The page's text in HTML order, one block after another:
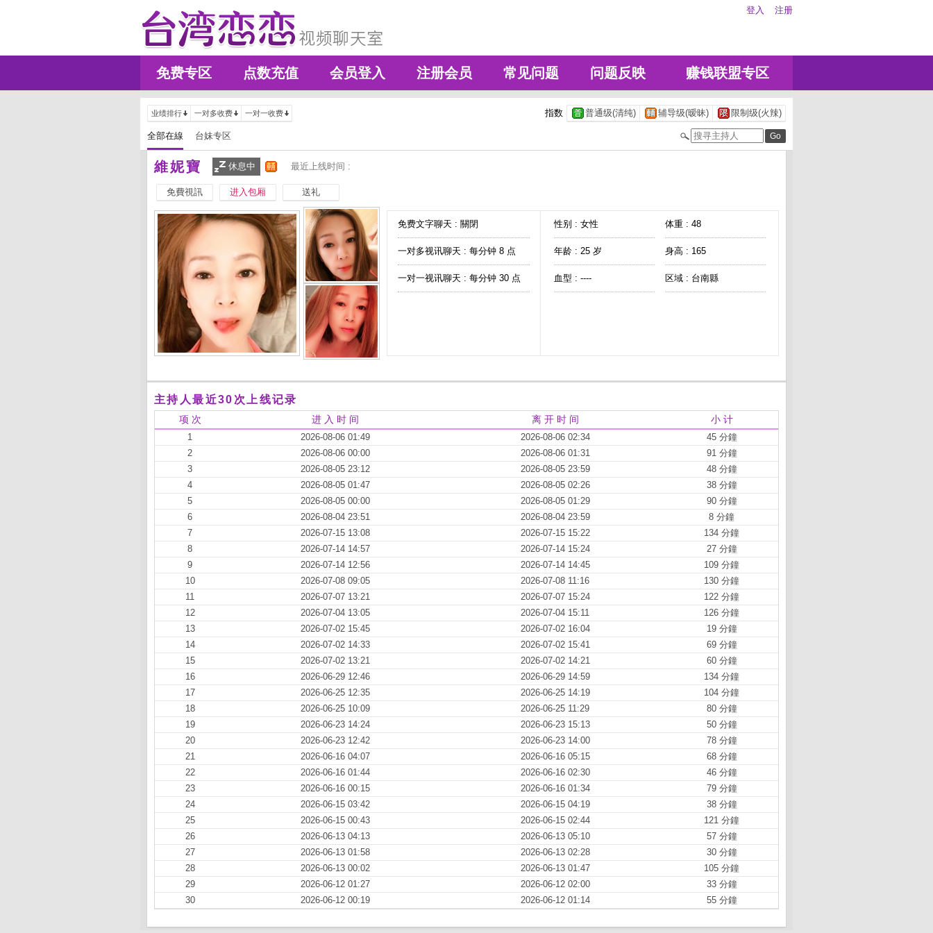
登入 注册
免费专区 点数充值 会员登入 注册会员 常见问题 问题反映 赚钱联盟专区
业绩排行 一对多收费 一对一收费 指数 普通级(清纯) 辅导级(暧昧) 限制级(火辣)
全部在線 台妹专区
維妮寶 休息中 最近上线时间 :
免費視訊 进入包厢 送礼
免费文字聊天 : 關閉
一对多视讯聊天 : 每分钟 8 点
一对一视讯聊天 : 每分钟 30 点
性别 : 女性 体重 : 48
年龄 : 25 岁 身高 : 165
血型 : ---- 区域 : 台南縣
主持人最近30次上线记录
项 次 进 入 时 间 离 开 时 间 小 计
1 2026-08-06 01:49 2026-08-06 02:34
45 分鐘
2
2026-08-06 00:00 2026-08-06 01:31
91 分鐘
3
2026-08-05 23:12 2026-08-05 23:59
48 分鐘
4
2026-08-05 01:47 2026-08-05 02:26
38 分鐘
5
2026-08-05 00:00 2026-08-05 01:29
90 分鐘
6
2026-08-04 23:51 2026-08-04 23:59
8 分鐘
7
2026-07-15 13:08 2026-07-15 15:22
134 分鐘
8
2026-07-14 14:57 2026-07-14 15:24
27 分鐘
9
2026-07-14 12:56 2026-07-14 14:45
109 分鐘
10
2026-07-08 09:05 2026-07-08 11:16
130 分鐘
11
2026-07-07 13:21 2026-07-07 15:24
122 分鐘
12
2026-07-04 13:05 2026-07-04 15:11
126 分鐘
13
2026-07-02 15:45 2026-07-02 16:04
19 分鐘
14
2026-07-02 14:33 2026-07-02 15:41
69 分鐘
15
2026-07-02 13:21 2026-07-02 14:21
60 分鐘
16
2026-06-29 12:46 2026-06-29 14:59
134 分鐘
17
2026-06-25 12:35 2026-06-25 14:19
104 分鐘
18
2026-06-25 10:09 2026-06-25 11:29
80 分鐘
19
2026-06-23 14:24 2026-06-23 15:13
50 分鐘
20
2026-06-23 12:42 2026-06-23 14:00
78 分鐘
21
2026-06-16 04:07 2026-06-16 05:15
68 分鐘
22
2026-06-16 01:44 2026-06-16 02:30
46 分鐘
23
2026-06-16 00:15 2026-06-16 01:34
79 分鐘
24
2026-06-15 03:42 2026-06-15 04:19
38 分鐘
25
2026-06-15 00:43 2026-06-15 02:44
121 分鐘
26
2026-06-13 04:13 2026-06-13 05:10
57 分鐘
27
2026-06-13 01:58 2026-06-13 02:28
30 分鐘
28
2026-06-13 00:02 2026-06-13 01:47
105 分鐘
29
2026-06-12 01:27 2026-06-12 02:00
33 分鐘
30
2026-06-12 00:19 2026-06-12 01:14 55 分鐘